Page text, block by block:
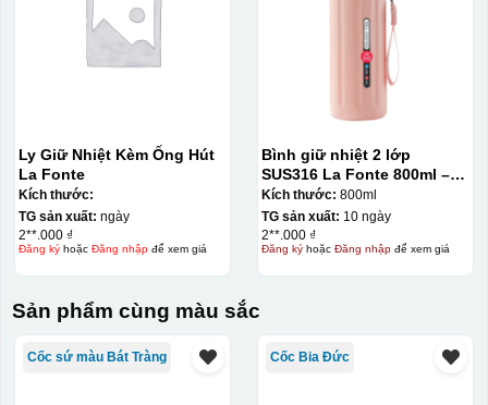
Ly Giữ Nhiệt Kèm Ống Hút
La Fonte
Kích thước:
TG sản xuất: ngày
2**.000 ₫
Đăng kýhoặc Đăng nhậpđể xem giá
Bình giữ nhiệt 2 lớp
SUS316 La Fonte 800ml –
012720
Kích thước: 800ml
TG sản xuất: 10 ngày
2**.000 ₫
Đăng kýhoặc Đăng nhậpđể xem giá
Sản phẩm cùng màu sắc
Cốc sứ màu Bát Tràng Cốc Bia Đức